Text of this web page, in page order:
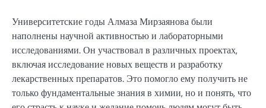
Университетские годы Алмаза Мирзаянова были
наполнены научной активностью и лабораторными
исследованиями. Он участвовал в различных проектах,
включая исследование новых веществ и разработку
лекарственных препаратов. Это помогло ему получить не
только фундаментальные знания в химии, но и понять, что